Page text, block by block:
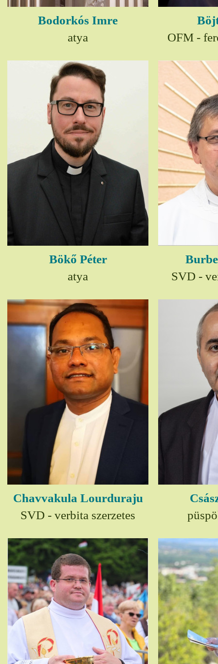
Bodorkós Imre
atya
OFM -
Bökő Péter
atya
SVD -
Chavvakula Lourduraju
SVD - verbita szerzetes